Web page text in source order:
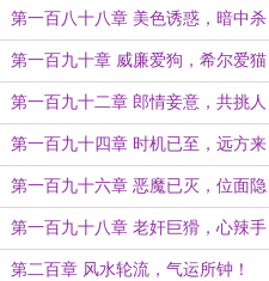
镳
第一百八十八章 美色诱惑，暗中杀
机
第一百九十章 威廉爱狗，希尔爱猫
第一百九十二章 郎情妾意，共挑人
生
第一百九十四章 时机已至，远方来
客
第一百九十六章 恶魔已灭，位面隐
现！
第一百九十八章 老奸巨猾，心辣手
狠！
第二百章 风水轮流，气运所钟！